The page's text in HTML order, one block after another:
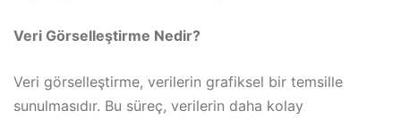
Veri Görselleştirme Nedir?
Veri görselleştirme, verilerin grafiksel bir temsille
sunulmasıdır. Bu süreç, verilerin daha kolay